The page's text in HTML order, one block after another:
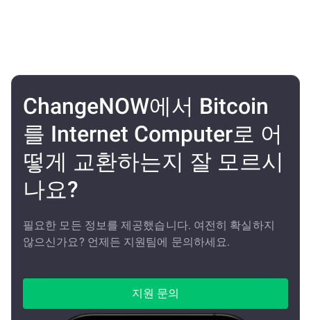
ChangeNOW에서 Bitcoin
를 Internet Computer로 어
떻게 교환하는지 잘 모르시
나요?
필요한 모든 정보를 제공했습니다. 여전히 확실하지
않으신가요? 언제든 지원팀에 문의하세요.
지원 문의